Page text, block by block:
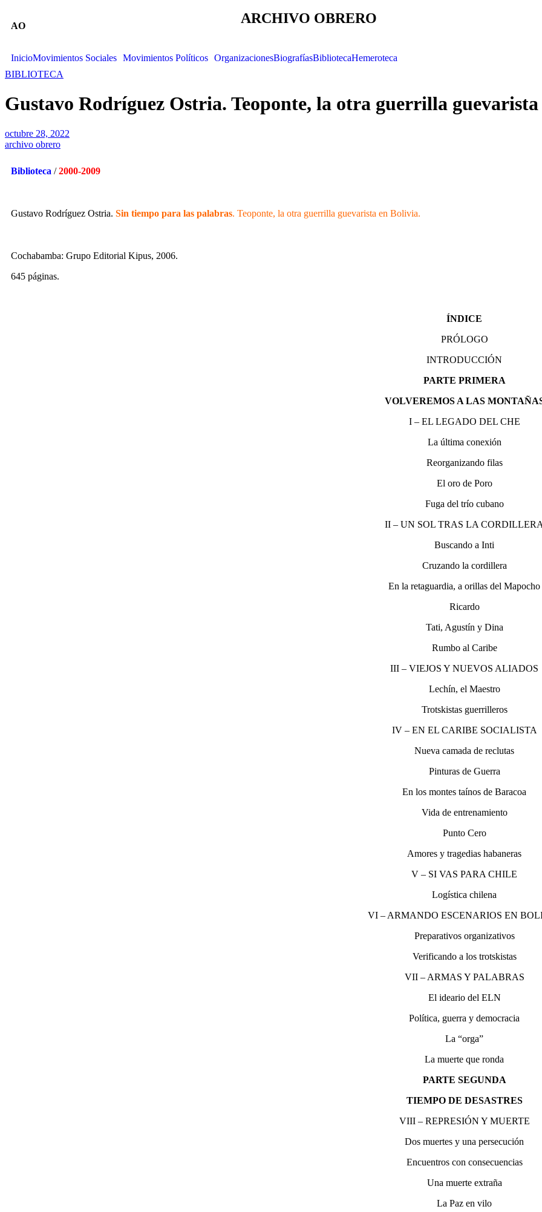
AO ARCHIVO OBRERO
InicioMovimientos Sociales Movimientos Políticos OrganizacionesBiografíasBibliotecaHemeroteca
BIBLIOTECA
Gustavo Rodríguez Ostria. Teoponte, la otra guerrilla
octubre 28, 2022
archivo obrero
Biblioteca /2000-2009
Gustavo Rodríguez Ostria. Sin tiempo para las palabras. Teoponte, la otra guerrilla guevarista en Bolivia.
Cochabamba: Grupo Editorial Kipus, 2006.
645 páginas.
ÍNDICE
PRÓLOGO
INTRODUCCIÓN
PARTE PRIMERA
VOLVEREMOS A LAS
I – EL LEGADO DEL CHE
La última conexión
Reorganizando filas
El oro de Poro
Fuga del trío cubano
II – UN SOL TRAS LA
Buscando a Inti
Cruzando la cordillera
En la retaguardia, a orillas del Mapocho
Ricardo
Tati, Agustín y Dina
Rumbo al Caribe
III – VIEJOS Y NUEVOS ALIADOS
Lechín, el Maestro
Trotskistas guerrilleros
IV – EN EL CARIBE SOCIALISTA
Nueva camada de reclutas
Pinturas de Guerra
En los montes taínos de Baracoa
Vida de entrenamiento
Punto Cero
Amores y tragedias habaneras
V – SI VAS PARA CHILE
Logística chilena
VI – ARMANDO ESCENARIOS EN
Preparativos organizativos
Verificando a los trotskistas
VII – ARMAS Y PALABRAS
El ideario del ELN
Política, guerra y democracia
La “orga”
La muerte que ronda
PARTE SEGUNDA
TIEMPO DE DESASTRES
VIII – REPRESIÓN Y MUERTE
Dos muertes y una persecución
Encuentros con consecuencias
Una muerte extraña
La Paz en vilo